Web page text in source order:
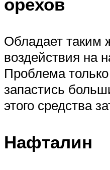
Обладает таким
воздействия на
Проблема
запастись
этого средства
Нафталин